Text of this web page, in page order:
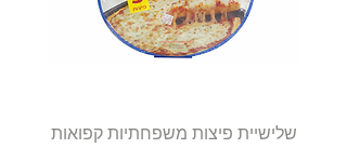
שלישיית פיצות משפחתיות קפואות